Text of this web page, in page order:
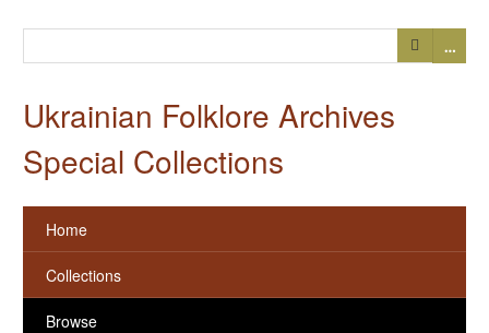
…
Ukrainian Folklore Archives
Special Collections
Home
Collections
Browse